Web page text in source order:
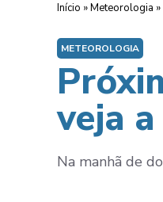
Início »Meteorologia »
METEOROLOGIA
veja
Na manhã de